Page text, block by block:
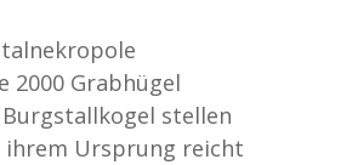
2000 Grabhügel
stellen
Ursprung reicht